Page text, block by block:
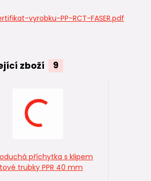
vyrobku-PP-RCT-FASER.pdf
zboží 9